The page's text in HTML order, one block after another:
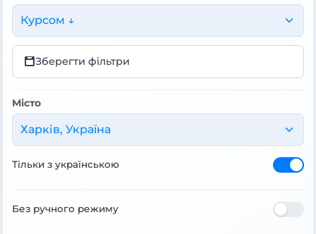
Курсом ↓
Зберегти фільтри
Місто
Харків, Україна
Тільки з українською
Без ручного режиму